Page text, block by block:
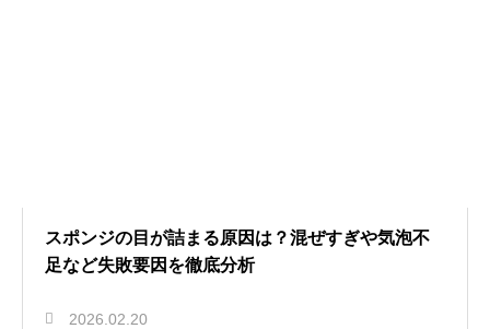
スポンジの目が詰まる原因は？混ぜすぎや気泡不
足など失敗要因を徹底分析
2026.02.20